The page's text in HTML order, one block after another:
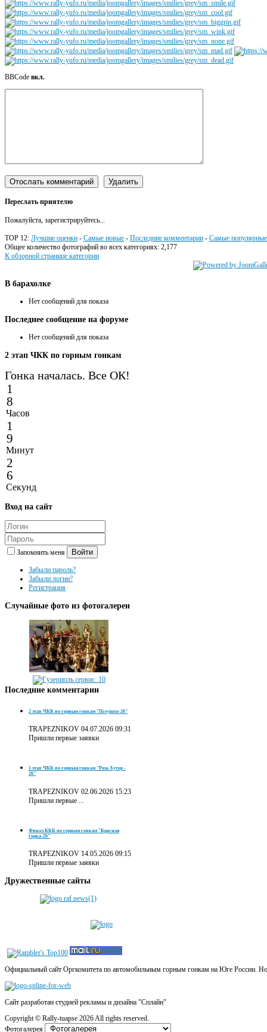
BBCode вкл.
Переслать приятелю
Пожалуйста, зарегистрируйтесь...
TOP 12: Лучшие оценки - Самые новые - Последние комментарии - Самые популярные
Общее количество фотографий во всех категориях: 2,177
К обзорной странице категории
В барахолке
Нет сообщений для показа
Последнее сообщение на форуме
Нет сообщений для показа
2 этап ЧКК по горным гонкам
Гонка началась. Все ОК!
1
8
Часов
1
9
Минут
2
6
Секунд
Вход на сайт
Запомнить меня Войти
Забыли пароль?
Забыли логин?
Регистрация
Случайные фото из фотогалереи
Последние комментарии
2 этап ЧКК по горным гонкам "Псеушхо-26"
TRAPEZNIKOV 04.07.2026 09:31
Пришли первые заявки
1 этап ЧКК по горным гонкам "Роза Хутор -
26"
TRAPEZNIKOV 02.06.2026 15:23
Пришли первые ...
Финал ККК по горным гонкам "Красная
горка-26"
TRAPEZNIKOV 14.05.2026 09:15
Пришли первые заявки
Дружественные сайты
Официальный сайт Оргкомитета по автомобильным горным гонкам на Юге России.
Сайт разработан студией рекламы и дизайна "Сплайн"
Copyright © Rally-tuapse 2026 All rights reserved.
Фотогалерея